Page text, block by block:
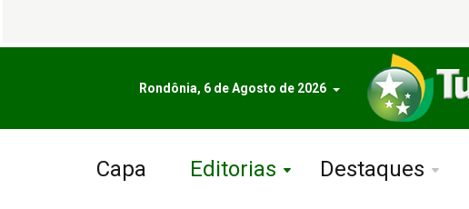
Rondônia, 6 de Agosto de 2026
Capa Editorias Destaques